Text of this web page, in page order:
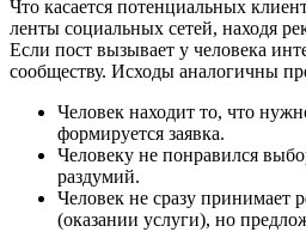
Что касается потенциальных
ленты социальных сетей, находя
Если пост вызывает у человека
сообществу. Исходы аналогичны
Человек находит то, что
формируется заявка.
Человеку не понравился
раздумий.
Человек не сразу принимает
(оказании услуги), но